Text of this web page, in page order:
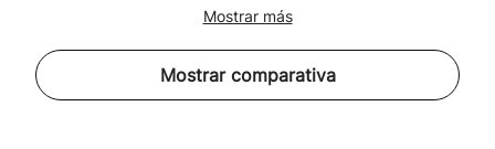
Mostrar más
Mostrar comparativa